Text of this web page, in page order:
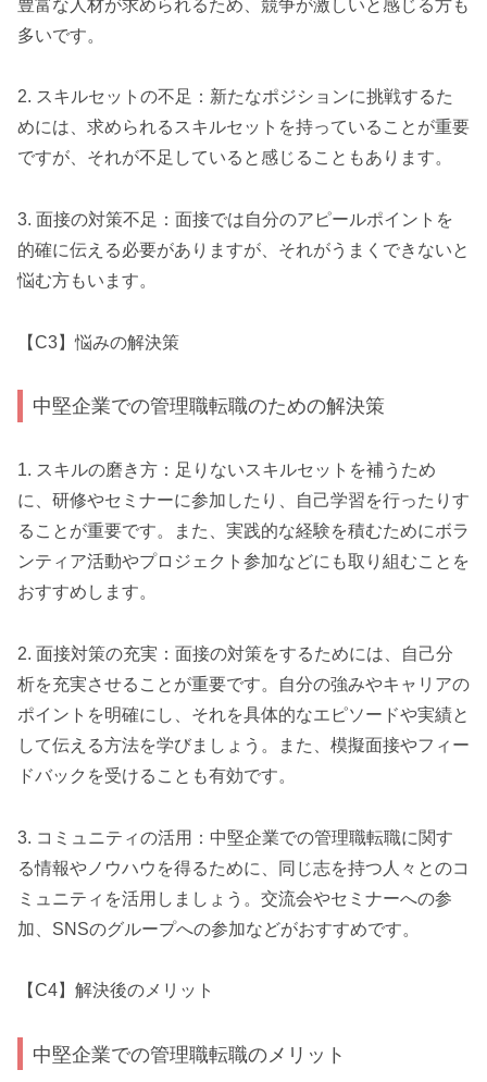
豊富な人材が求められるため、競争が激しいと感じる方も
多いです。
2. スキルセットの不足：新たなポジションに挑戦するた
めには、求められるスキルセットを持っていることが重要
ですが、それが不足していると感じることもあります。
3. 面接の対策不足：面接では自分のアピールポイントを
的確に伝える必要がありますが、それがうまくできないと
悩む方もいます。
【C3】悩みの解決策
中堅企業での管理職転職のための解決策
1. スキルの磨き方：足りないスキルセットを補うため
に、研修やセミナーに参加したり、自己学習を行ったりす
ることが重要です。また、実践的な経験を積むためにボラ
ンティア活動やプロジェクト参加などにも取り組むことを
おすすめします。
2. 面接対策の充実：面接の対策をするためには、自己分
析を充実させることが重要です。自分の強みやキャリアの
ポイントを明確にし、それを具体的なエピソードや実績と
して伝える方法を学びましょう。また、模擬面接やフィー
ドバックを受けることも有効です。
3. コミュニティの活用：中堅企業での管理職転職に関す
る情報やノウハウを得るために、同じ志を持つ人々とのコ
ミュニティを活用しましょう。交流会やセミナーへの参
加、SNSのグループへの参加などがおすすめです。
【C4】解決後のメリット
中堅企業での管理職転職のメリット